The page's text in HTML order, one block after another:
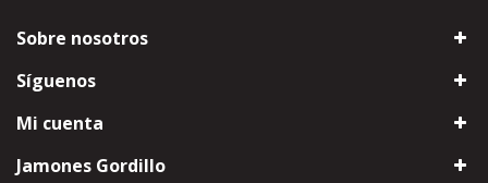
Sobre nosotros
Síguenos
Mi cuenta
Jamones Gordillo